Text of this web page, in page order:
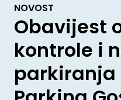
NOVOST
Obavijest
kontrole i
parkiranja